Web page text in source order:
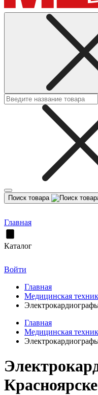
Поиск товара
Главная
Каталог
Войти
Главная
Медицинская
Главная
Медицинская
Красноярске